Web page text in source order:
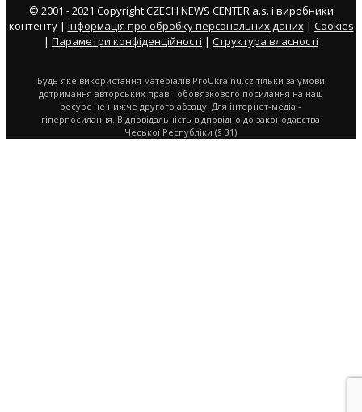
© 2001 - 2021 Copyright CZECH NEWS CENTER a.s. і виробники
контенту | Інформація про обробку персональних даних| Cookies
| Параметри конфіденційності | Структура власності
Будь-яке використання матеріалів ProUkrainu.cz тільки за умови
дотримання авторських прав - обов'язкового посилання на наш
ресурс не нижче другого абзацу. Для інтернет-медіа -
гіперпосилання. Відповідальність відповідно до законодавства
Чеської Республіки (§ 31)